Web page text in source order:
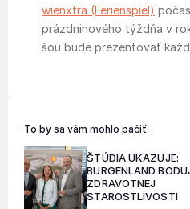
wienxtra (Ferienspiel)
prázdninového týždňa v
šou bude prezentovať
To by sa vám mohlo páčiť:
ŠTÚDIA UKAZUJE:
BURGENLAND
ZDRAVOTNEJ
STAROSTLIVOSTI